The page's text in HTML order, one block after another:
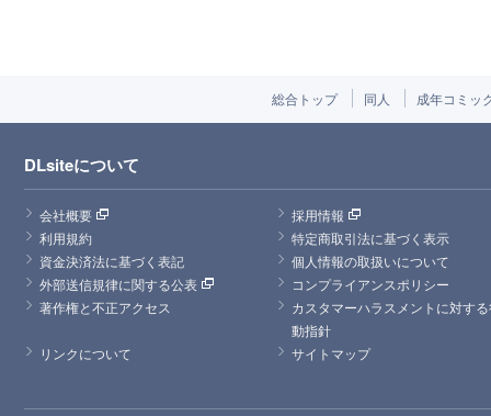
総合トップ 同人 成年コミッ
DLsiteについて
会社概要
採用情報
利用規約
特定商取引法に基づく表示
資金決済法に基づく表記
個人情報の取扱いについて
外部送信規律に関する公表
コンプライアンスポリシー
著作権と不正アクセス
カスタマーハラスメントに対す
動指針
リンクについて
サイトマップ